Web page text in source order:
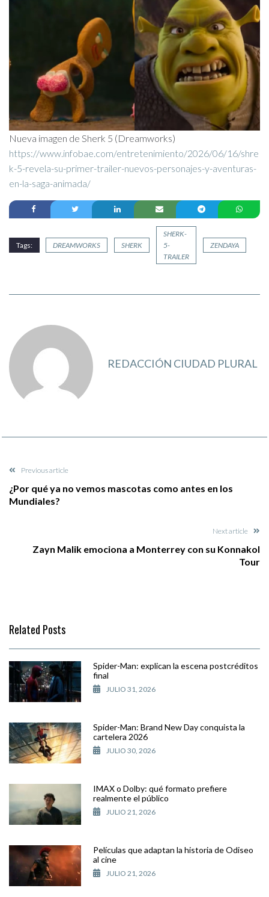
Nueva imagen de Sherk 5 (Dreamworks)
https://www.infobae.com/entretenimiento/2026/06/16/shre
k-5-revela-su-primer-trailer-nuevos-personajes-y-aventuras-
en-la-saga-animada/
Tags: DREAMWORKS SHERK
SHERK-
5-
TRAILER
ZENDAYA
REDACCIÓN CIUDAD PLURAL
Previous article
¿Por qué ya no vemos mascotas como antes en los
Mundiales?
Next article
Zayn Malik emociona a Monterrey con su Konnakol
Tour
Related Posts
Spider-Man: explican la escena postcréditos
final
JULIO 31, 2026
Spider-Man: Brand New Day conquista la
cartelera 2026
JULIO 30, 2026
IMAX o Dolby: qué formato prefiere
realmente el público
JULIO 21, 2026
Películas que adaptan la historia de Odiseo
al cine
JULIO 21, 2026